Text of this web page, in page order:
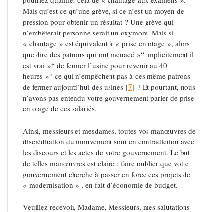
Mais qu’est ce qu’une grève, si ce n’est un moyen de
pression pour obtenir un résultat ? Une grève qui
n’embêterait personne serait un oxymore. Mais si
« chantage » est équivalent à « prise en otage », alors
que dire des patrons qui ont menacé »“ implicitement il
est vrai »“ de fermer l’usine pour revenir au 40
heures »“ ce qui n’empêchent pas à ces même patrons
de fermer aujourd’hui des usines [7] ? Et pourtant, nous
n’avons pas entendu votre gouvernement parler de prise
en otage de ces salariés.
Ainsi, messieurs et mesdames, toutes vos manœuvres de
discréditation du mouvement sont en contradiction avec
les discours et les actes de votre gouvernement. Le but
de telles manœuvres est claire : faire oublier que votre
gouvernement cherche à passer en force ces projets de
« modernisation » , en fait d’économie de budget.
Veuillez recevoir, Madame, Messieurs, mes salutations